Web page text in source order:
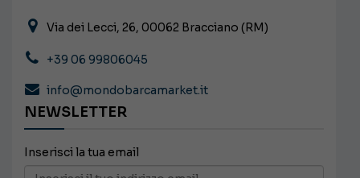
Via dei Lecci, 26, 00062 Bracciano (RM)
+39 06 99806045
info@mondobarcamarket.it
NEWSLETTER
Inserisci la tua email